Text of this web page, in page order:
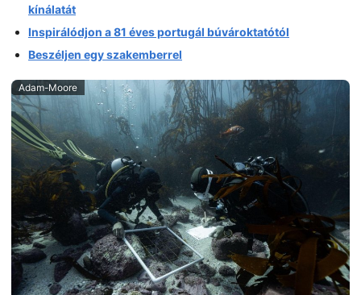
kínálatát
Inspirálódjon a 81 éves portugál búvároktatótól
Beszéljen egy szakemberrel
Adam-Moore